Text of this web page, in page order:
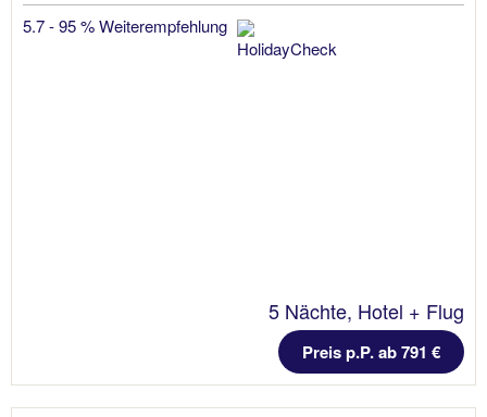
5.7 - 95 % Weiterempfehlung
5 Nächte, Hotel + Flug
Preis p.P. ab 791 €